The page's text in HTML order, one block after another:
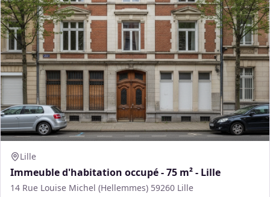
Lille
Immeuble d'habitation occupé - 75 m² - Lille
14 Rue Louise Michel (Hellemmes) 59260 Lille